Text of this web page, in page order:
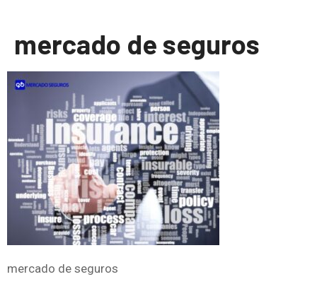
mercado de seguros
mercado de seguros